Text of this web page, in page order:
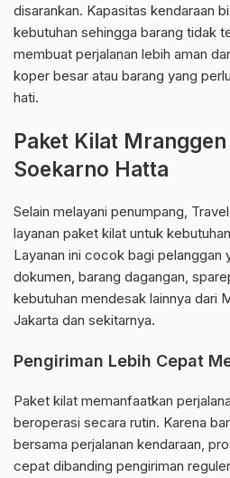
disarankan. Kapasitas kendaraan
kebutuhan sehingga barang tidak
membuat perjalanan lebih aman
koper besar atau barang yang
hati.
Paket Kilat
Soekarno Hatta
Selain melayani penumpang,
layanan paket kilat untuk
Layanan ini cocok bagi pelanggan
dokumen, barang dagangan,
kebutuhan mendesak lainnya dari
Jakarta dan sekitarnya.
Pengiriman Lebih Cepat
Paket kilat memanfaatkan
beroperasi secara rutin. Karena
bersama perjalanan kendaraan,
cepat dibanding pengiriman